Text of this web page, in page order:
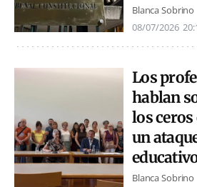
Blanca Sobrino
08/07/2026
Los
hablan
los ceros
un
Blanca Sobrino